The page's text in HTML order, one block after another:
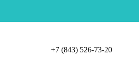
Вход
+7 (843) 526-73-20